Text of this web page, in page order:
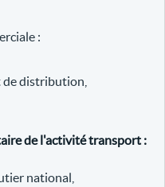
:
distribution,
de l'activité transport :
national,